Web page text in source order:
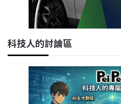
科技人的討論區